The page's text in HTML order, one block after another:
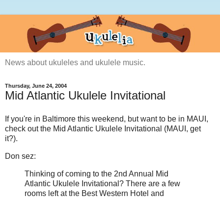
News about ukuleles and ukulele music.
Thursday, June 24, 2004
Mid Atlantic Ukulele Invitational
If you're in Baltimore this weekend, but want to be in MAUI,
check out the Mid Atlantic Ukulele Invitational (MAUI, get
it?).
Don sez:
Thinking of coming to the 2nd Annual Mid
Atlantic Ukulele Invitational? There are a few
rooms left at the Best Western Hotel and